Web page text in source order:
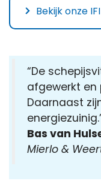
Bekijk onze
“De
afgewerkt en
Daarnaast
Bas van
Mierlo &